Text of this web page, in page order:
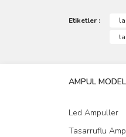
Görüş ve
Ürün
Bu
Etiketler :
AMPUL
Led Ampuller
Tasarruflu